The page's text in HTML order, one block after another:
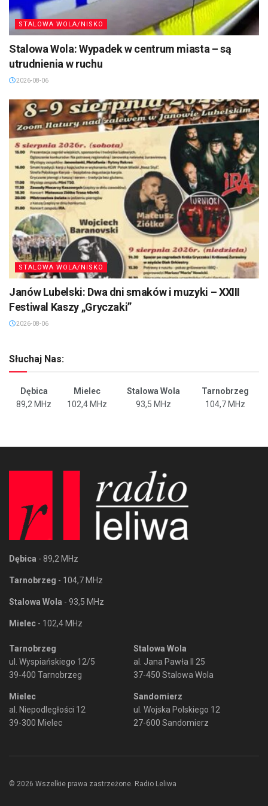
STALOWA WOLA/NISKO
Stalowa Wola: Wypadek w centrum miasta – są
utrudnienia w ruchu
2026-08-06
STALOWA WOLA/NISKO
Janów Lubelski: Dwa dni smaków i muzyki – XXIII
Festiwal Kaszy „Gryczaki”
2026-08-06
Słuchaj Nas:
Dębica Mielec Stalowa Wola
Tarnobrzeg
89,2 MHz
102,4 MHz 93,5 MHz 104,7 MHz
Dębica - 89,2 MHz
Tarnobrzeg - 104,7 MHz
Stalowa Wola - 93,5 MHz
Mielec - 102,4 MHz
Tarnobrzeg
ul. Wyspiańskiego 12/5
39-400 Tarnobrzeg
Mielec
al. Niepodległości 12
39-300 Mielec
Stalowa Wola
al. Jana Pawła II 25
37-450 Stalowa Wola
Sandomierz
ul. Wojska Polskiego 12
27-600 Sandomierz
© 2026 Wszelkie prawa zastrzeżone. Radio Leliwa